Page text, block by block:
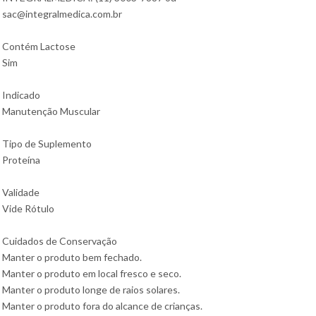
sac@integralmedica.com.br
Contém Lactose
Sim
Indicado
Manutenção Muscular
Tipo de Suplemento
Proteína
Validade
Vide Rótulo
Cuidados de Conservação
Manter o produto bem fechado.
Manter o produto em local fresco e seco.
Manter o produto longe de raios solares.
Manter o produto fora do alcance de crianças.